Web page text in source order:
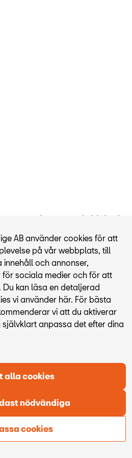
exception has occurred
while loading
(see the browser console for more
.
AB använder cookies för att
på vår webbplats, till
och annonser,
sociala medier och för att
kan läsa en detaljerad
vi använder här. För bästa
vi att du aktiverar
anpassa det efter dina
alla cookies
nödvändiga
cookies